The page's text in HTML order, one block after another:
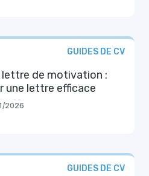
GUIDES DE CV
de motivation :
une lettre efficace
2026
GUIDES DE CV